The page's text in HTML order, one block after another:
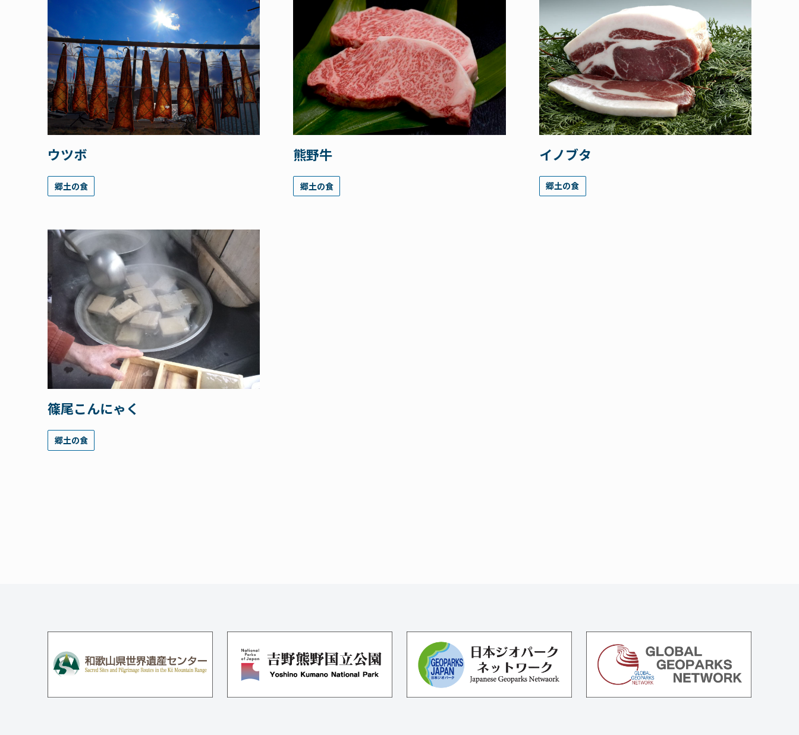
ウツボ
郷土の食
熊野牛
郷土の食
イノブタ
郷土の食
篠尾こんにゃく
郷土の食